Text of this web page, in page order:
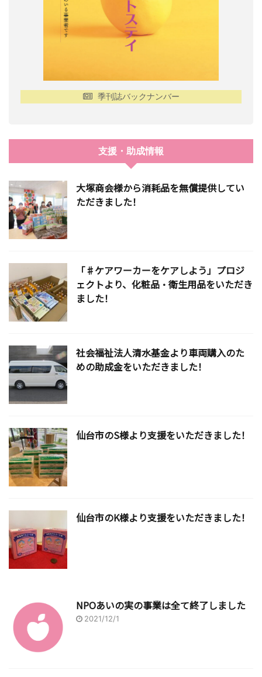
季刊誌バックナンバー
支援・助成情報
大塚商会様から消耗品を無償提供してい
ただきました！
「♯ケアワーカーをケアしよう」プロジ
ェクトより、化粧品・衛生用品をいただき
ました！
社会福祉法人清水基金より車両購入のた
めの助成金をいただきました！
仙台市のS様より支援をいただきました！
仙台市のK様より支援をいただきました！
NPOあいの実の事業は全て終了しました
2021/12/1